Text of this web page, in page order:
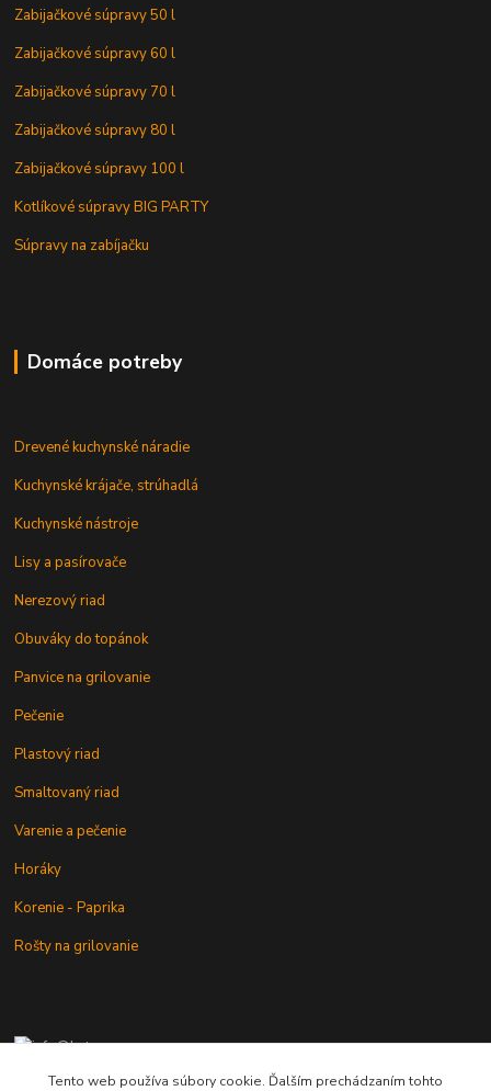
Zabijačkové súpravy 50 l
Zabijačkové súpravy 60 l
Zabijačkové súpravy 70 l
Zabijačkové súpravy 80 l
Zabijačkové súpravy 100 l
Kotlíkové súpravy BIG PARTY
Súpravy na zabíjačku
Domáce potreby
Drevené kuchynské náradie
Kuchynské krájače, strúhadlá
Kuchynské nástroje
Lisy a pasírovače
Nerezový riad
Obuváky do topánok
Panvice na grilovanie
Pečenie
Plastový riad
Smaltovaný riad
Varenie a pečenie
Horáky
Korenie - Paprika
Rošty na grilovanie
+421 902 212 007
od 8:00 - do 16:00 hod
Tento web používa súbory cookie. Ďalším prechádzaním tohto